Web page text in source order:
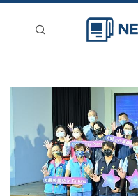
登入
刊登